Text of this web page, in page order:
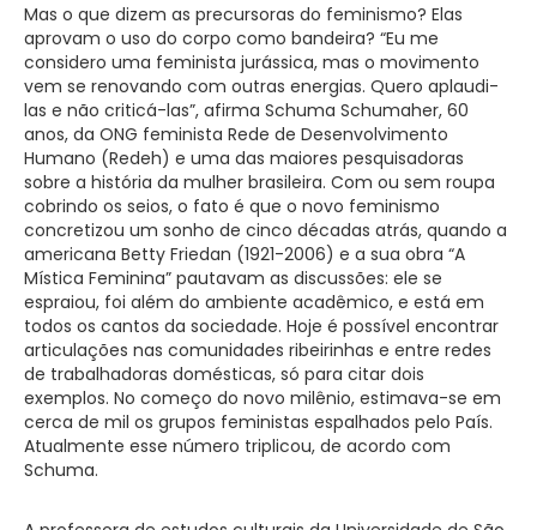
Mas o que dizem as precursoras do feminismo? Elas
aprovam o uso do corpo como bandeira? “Eu me
considero uma feminista jurássica, mas o movimento
vem se renovando com outras energias. Quero aplaudi-
las e não criticá-las”, afirma Schuma Schumaher, 60
anos, da ONG feminista Rede de Desenvolvimento
Humano (Redeh) e uma das maiores pesquisadoras
sobre a história da mulher brasileira. Com ou sem roupa
cobrindo os seios, o fato é que o novo feminismo
concretizou um sonho de cinco décadas atrás, quando a
americana Betty Friedan (1921-2006) e a sua obra “A
Mística Feminina” pautavam as discussões: ele se
espraiou, foi além do ambiente acadêmico, e está em
todos os cantos da sociedade. Hoje é possível encontrar
articulações nas comunidades ribeirinhas e entre redes
de trabalhadoras domésticas, só para citar dois
exemplos. No começo do novo milênio, estimava-se em
cerca de mil os grupos feministas espalhados pelo País.
Atualmente esse número triplicou, de acordo com
Schuma.